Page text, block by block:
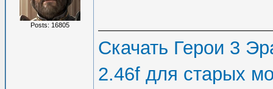
Posts: 16805
Скачать Герои 3
2.46f для старых